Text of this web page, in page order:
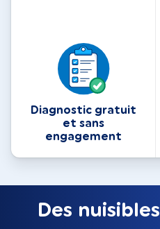
Diagnostic gratuit
et sans
engagement
Des nuisibles